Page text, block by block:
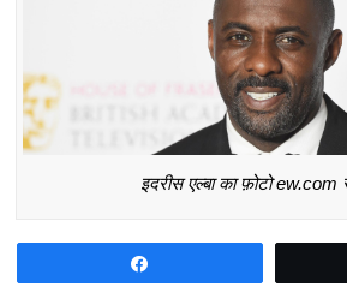
इदरीस एल्बा का फ़ोटो ew.com